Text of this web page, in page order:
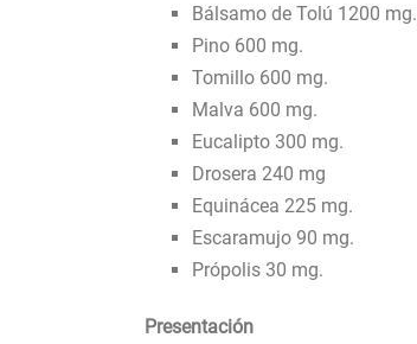
Bálsamo de Tolú 1200 mg.
Pino 600 mg.
Tomillo 600 mg.
Malva 600 mg.
Eucalipto 300 mg.
Drosera 240 mg
Equinácea 225 mg.
Escaramujo 90 mg.
Própolis 30 mg.
Presentación